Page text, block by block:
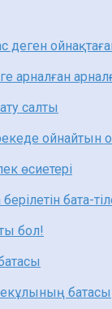
деген
арналған
салты
ойнайтын
өсиетері
бата-
бол!
батасы